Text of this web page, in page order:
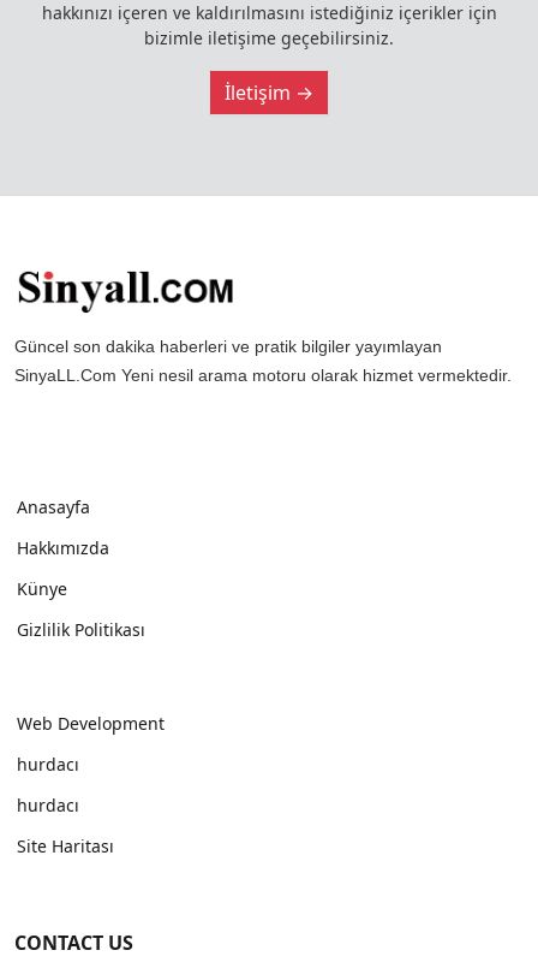
hakkınızı içeren ve kaldırılmasını istediğiniz içerikler için
bizimle iletişime geçebilirsiniz.
İletişim →
Güncel son dakika haberleri ve pratik bilgiler yayımlayan
SinyaLL.Com Yeni nesil arama motoru olarak hizmet vermektedir.
Anasayfa
Hakkımızda
Künye
Gizlilik Politikası
Web Development
hurdacı
hurdacı
Site Haritası
CONTACT US